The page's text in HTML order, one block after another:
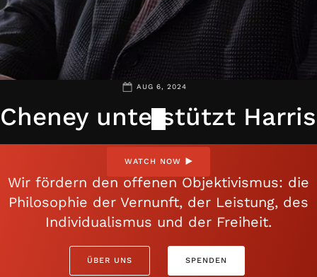
AUG 6, 2024
Cheney unterstützt Harris
WATCH NOW
Wir fördern den offenen Objektivismus: die
Philosophie der Vernunft, der Leistung, des
Individualismus und der Freiheit.
ÜBER UNS SPENDEN